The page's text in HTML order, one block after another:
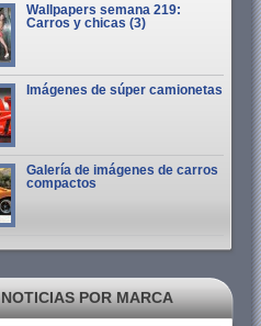
Wallpapers semana 219:
Carros y chicas (3)
Imágenes de súper camionetas
Galería de imágenes de carros
compactos
NOTICIAS POR MARCA